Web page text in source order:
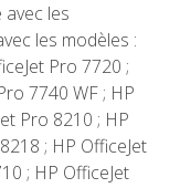
les
les modèles :
Pro 7720 ;
7740 WF ; HP
Pro 8210 ; HP
; HP OfficeJet
; HP OfficeJet